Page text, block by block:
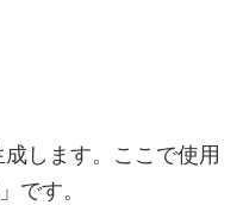
します。ここで使用
です。